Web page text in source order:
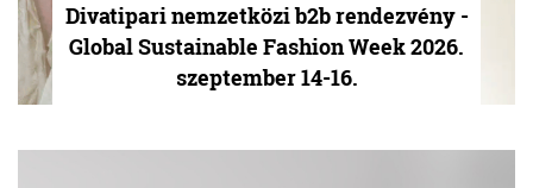
Divatipari nemzetközi b2b rendezvény -
Global Sustainable Fashion Week 2026.
szeptember 14-16.